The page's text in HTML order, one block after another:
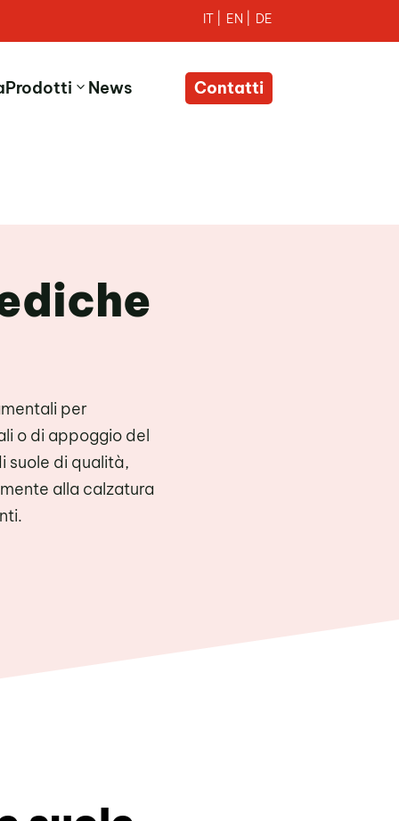
Prodotti News Contatti
per
o di appoggio del
suole di qualità,
alla calzatura